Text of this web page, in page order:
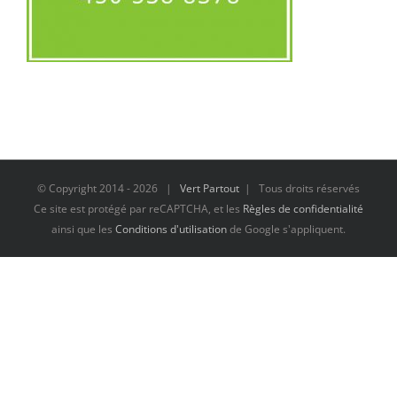
© Copyright 2014 -2026 | Vert Partout | Tous droits réservés
Ce site est protégé par reCAPTCHA, et les Règles de confidentialité
ainsi que les Conditions d'utilisationde Google s'appliquent.